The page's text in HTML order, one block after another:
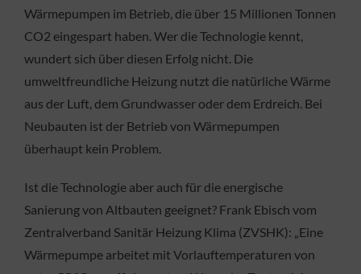
Wärmepumpen im Betrieb, die über 15 Millionen Tonnen
CO2 eingespart haben. Wer die Technologie kennt,
wundert sich über diesen Erfolg nicht. Die
umweltfreundliche Heizung nutzt die natürliche Wärme
aus der Luft, dem Grundwasser oder dem Erdreich. Bei
Neubauten ist der Betrieb von Wärmepumpen
überhaupt kein Problem.
Ist die Technologie aber auch für die energische
Sanierung von Altbauten geeignet? Frank Ebisch vom
Zentralverband Sanitär Heizung Klima (ZVSHK): „Eine
Wärmepumpe arbeitet mit Vorlauftemperaturen von